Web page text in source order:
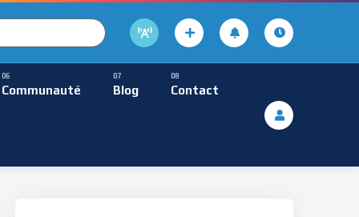
Communauté Blog Contact
Méditative